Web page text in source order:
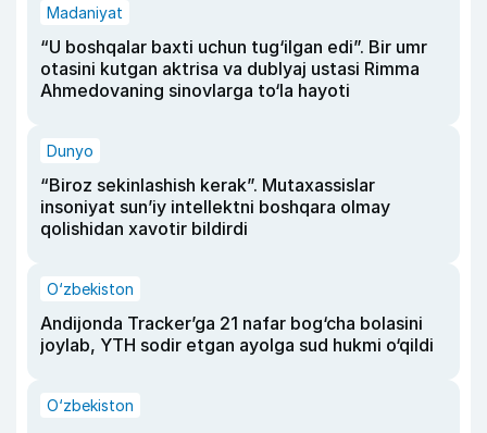
Madaniyat
“U boshqalar baxti uchun tug‘ilgan edi”. Bir umr
otasini kutgan aktrisa va dublyaj ustasi Rimma
Ahmedovaning sinovlarga to‘la hayoti
Dunyo
“Biroz sekinlashish kerak”. Mutaxassislar
insoniyat sun’iy intellektni boshqara olmay
qolishidan xavotir bildirdi
O‘zbekiston
Andijonda Tracker’ga 21 nafar bog‘cha bolasini
joylab, YTH sodir etgan ayolga sud hukmi o‘qildi
O‘zbekiston